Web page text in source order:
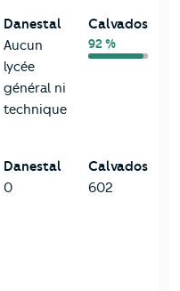
Danestal
Aucun
lycée
général ni
technique
Calvados
92 %
Danestal
0
Calvados
602